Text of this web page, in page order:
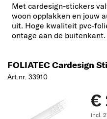
Met cardesign-stickers
woon opplakken en jouw
uit. Hoge kwaliteit pvc-
ontage aan de buitenkant.
FOLIATEC Cardesign
Art.nr. 33910
€
incl.